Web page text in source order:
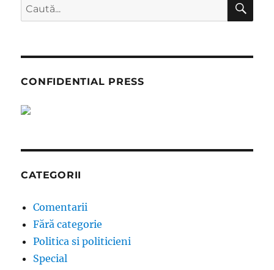
Caută
după:
CONFIDENTIAL PRESS
CATEGORII
Comentarii
Fără categorie
Politica si politicieni
Special